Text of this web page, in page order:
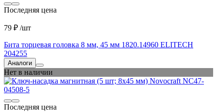
Последняя цена
79 ₽ /шт
Бита торцевая головка 8 мм, 45 мм 1820.14960 ELITECH
204255
Аналоги
Нет в наличии
Последняя цена